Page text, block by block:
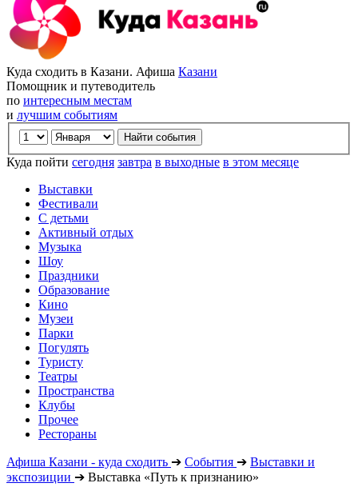
Куда сходить в Казани. Афиша Казани
Помощник и путеводитель
по интересным местам
и лучшим событиям
Куда пойти сегодня завтра в выходные в этом месяце
Выставки
Фестивали
С детьми
Активный отдых
Музыка
Шоу
Праздники
Образование
Кино
Музеи
Парки
Погулять
Туристу
Театры
Пространства
Клубы
Прочее
Рестораны
Афиша Казани - куда сходить ➔ События ➔ Выставки и
экспозиции ➔ Выставка «Путь к признанию»